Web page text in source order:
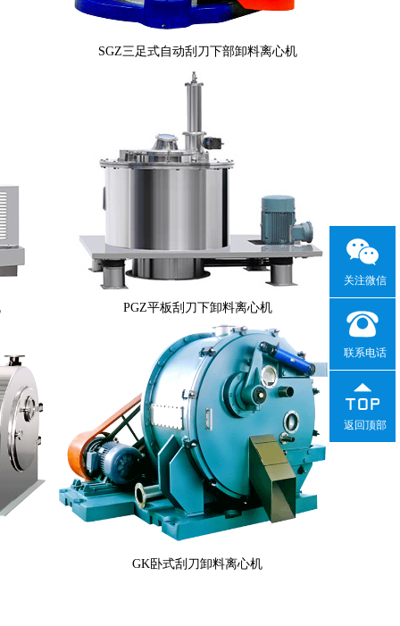
SGZ三足式自动刮刀下部卸料离心机
PGZ平板刮刀下卸料离心机
GK卧式刮刀卸料离心机
关注微信
联系电话
返回顶部